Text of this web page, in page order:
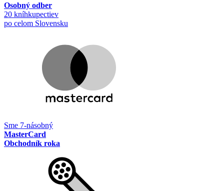
Osobný odber
20 kníhkupectiev
po celom Slovensku
Sme 7-násobný
MasterCard
Obchodník roka